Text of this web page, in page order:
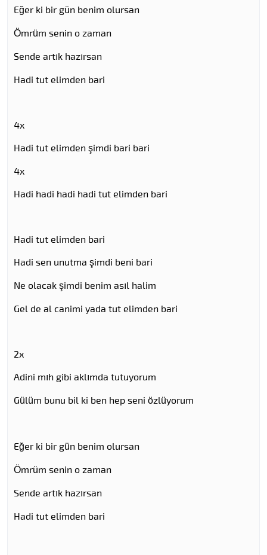
Eğer ki bir gün benim olursan
Ömrüm senin o zaman
Sende artık hazırsan
Hadi tut elimden bari
4x
Hadi tut elimden şimdi bari bari
4x
Hadi hadi hadi hadi tut elimden bari
Hadi tut elimden bari
Hadi sen unutma şimdi beni bari
Ne olacak şimdi benim asıl halim
Gel de al canimi yada tut elimden bari
2x
Adini mıh gibi aklımda tutuyorum
Gülüm bunu bil ki ben hep seni özlüyorum
Eğer ki bir gün benim olursan
Ömrüm senin o zaman
Sende artık hazırsan
Hadi tut elimden bari